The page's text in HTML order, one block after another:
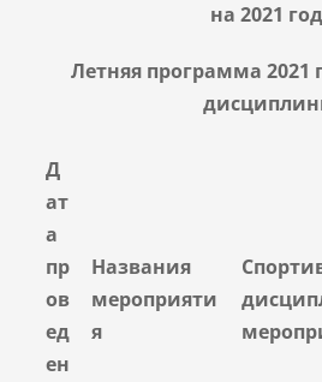
на 2021
Летняя программа 2021
Д
ат
а
пр
ов
ед
ен
Названия
мероприяти
я